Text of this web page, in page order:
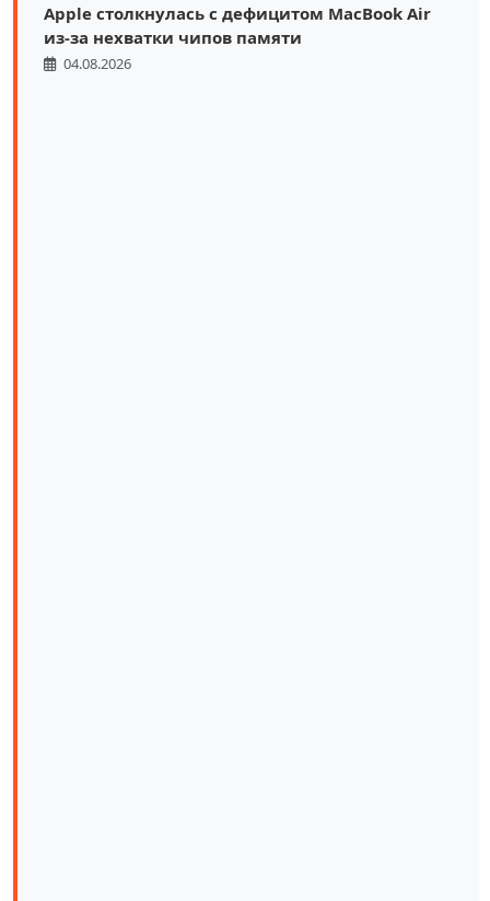
Apple столкнулась с дефицитом MacBook Air
из-за нехватки чипов памяти
04.08.2026